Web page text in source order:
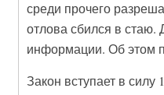
среди прочего
отлова сбился в стаю.
информации. Об этом
Закон вступает в силу